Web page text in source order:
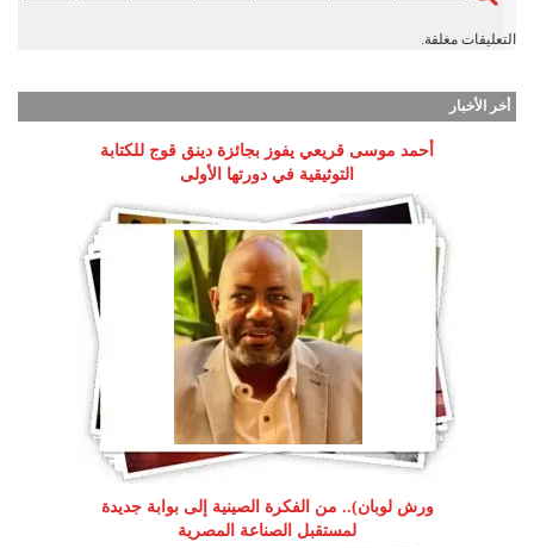
التعليقات مغلقة.
أخر الأخبار
أحمد موسى قريعي يفوز بجائزة دينق قوج للكتابة
التوثيقية في دورتها الأولى
ورش لوبان).. من الفكرة الصينية إلى بوابة جديدة
لمستقبل الصناعة المصرية